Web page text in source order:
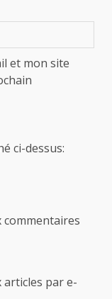
et mon site
ci-dessus:
commentaires
articles par e-